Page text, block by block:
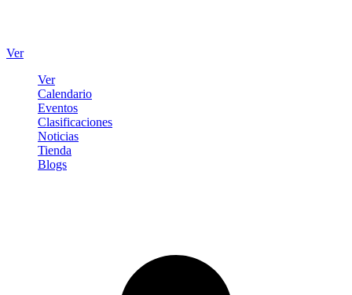
Ver
Ver
Calendario
Eventos
Clasificaciones
Noticias
Tienda
Blogs